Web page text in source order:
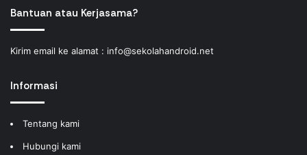
Bantuan atau Kerjasama?
Kirim email ke alamat : info@sekolahandroid.net
Informasi
Tentang kami
Hubungi kami